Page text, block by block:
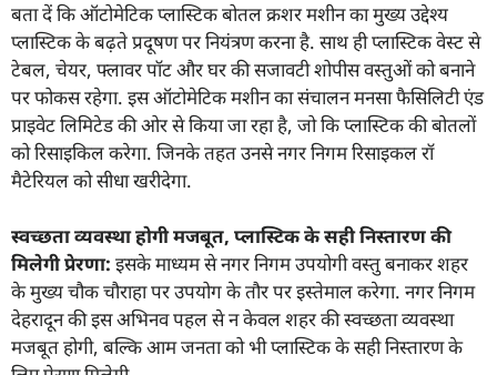
बता दें कि ऑटोमेटिक प्लास्टिक बोतल क्रशर मशीन का मुख्य उद्देश्य
प्लास्टिक के बढ़ते प्रदूषण पर नियंत्रण करना है. साथ ही प्लास्टिक वेस्ट से
टेबल, चेयर, फ्लावर पॉट और घर की सजावटी शोपीस वस्तुओं को बनाने
पर फोकस रहेगा. इस ऑटोमेटिक मशीन का संचालन मनसा फैसिलिटी एंड
प्राइवेट लिमिटेड की ओर से किया जा रहा है, जो कि प्लास्टिक की बोतलों
को रिसाइकिल करेगा. जिनके तहत उनसे नगर निगम रिसाइकल रॉ
मैटेरियल को सीधा खरीदेगा.
स्वच्छता व्यवस्था होगी मजबूत, प्लास्टिक के सही निस्तारण की
मिलेगी प्रेरणा: इसके माध्यम से नगर निगम उपयोगी वस्तु बनाकर शहर
के मुख्य चौक चौराहा पर उपयोग के तौर पर इस्तेमाल करेगा. नगर निगम
देहरादून की इस अभिनव पहल से न केवल शहर की स्वच्छता व्यवस्था
मजबूत होगी, बल्कि आम जनता को भी प्लास्टिक के सही निस्तारण के